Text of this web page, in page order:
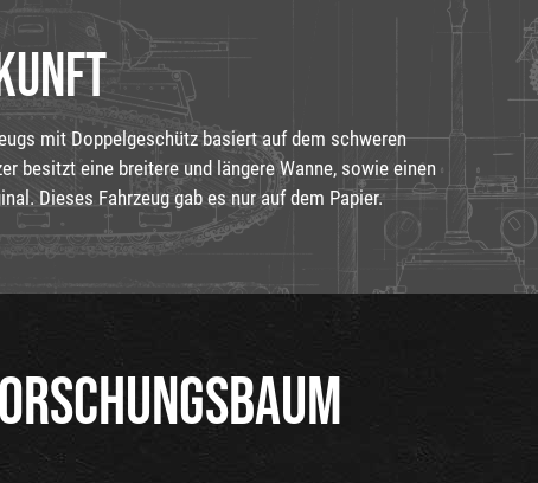
mit Doppelgeschütz basiert auf dem schweren
besitzt eine breitere und längere Wanne, sowie einen
Dieses Fahrzeug gab es nur auf dem Papier.